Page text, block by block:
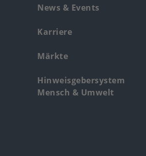
News & Events
Karriere
Märkte
Hinweisgebersystem
Mensch & Umwelt